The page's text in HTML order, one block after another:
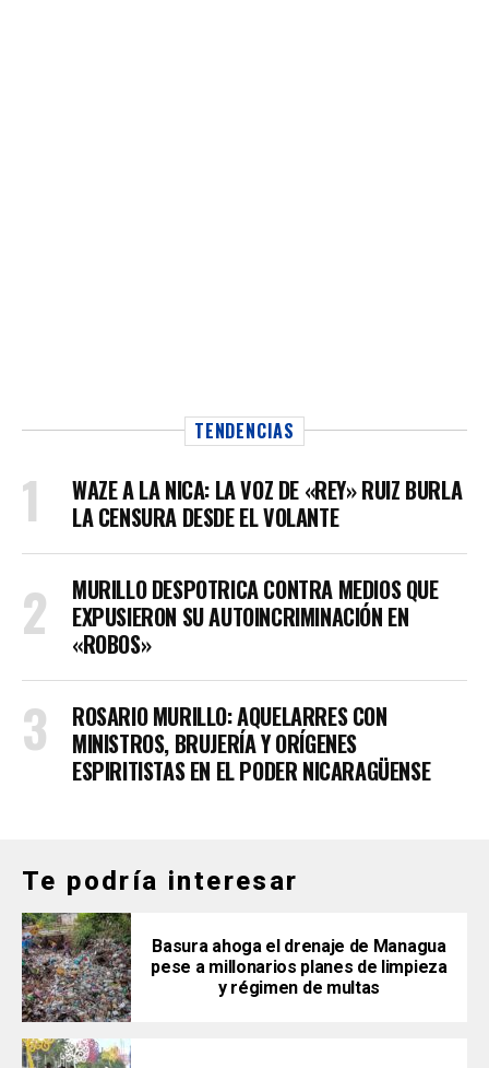
TENDENCIAS
WAZE A LA NICA: LA VOZ DE «REY» RUIZ BURLA
LA CENSURA DESDE EL VOLANTE
MURILLO DESPOTRICA CONTRA MEDIOS QUE
EXPUSIERON SU AUTOINCRIMINACIÓN EN
«ROBOS»
ROSARIO MURILLO: AQUELARRES CON
MINISTROS, BRUJERÍA Y ORÍGENES
ESPIRITISTAS EN EL PODER NICARAGÜENSE
Te podría interesar
Basura ahoga el drenaje de Managua
pese a millonarios planes de limpieza
y régimen de multas